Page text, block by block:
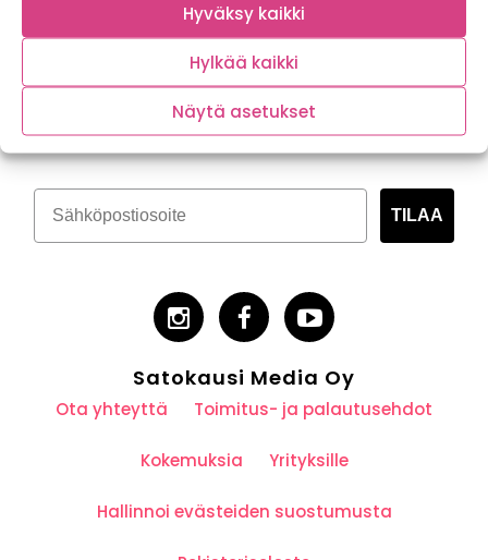
Hyväksy kaikki
Hylkää kaikki
Näytä asetukset
Tilaa kasvispitoinen uutiskirje
TILAA
Satokausi Media Oy
Ota yhteyttä Toimitus- ja palautusehdot
Kokemuksia Yrityksille
Hallinnoi evästeiden suostumusta